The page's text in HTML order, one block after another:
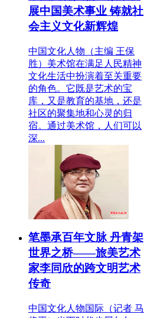
展中国美术事业 铸就社
会主义文化新辉煌
中国文化人物（主编 王保
胜）美术馆在满足人民精神
文化生活中扮演着至关重要
的角色。它既是艺术的宝
库，又是教育的基地，还是
社区的聚集地和心灵的归
宿。通过美术馆，人们可以
深...
笔墨承百年文脉 丹青架
世界之桥——旅美艺术
家李同欣的跨文明艺术
传奇
中国文化人物国际（记者 马